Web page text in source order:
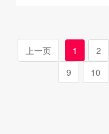
上一页 1 2
9
10